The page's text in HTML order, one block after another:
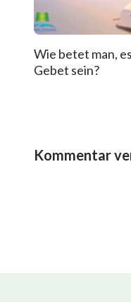
Wie betet man,
Gebet sein?
Kommentar